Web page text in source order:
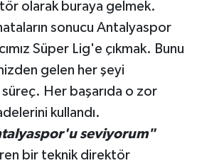
olarak buraya gelmek.
sonucu Antalyaspor
Süper Lig'e çıkmak. Bunu
gelen her şeyi
Her başarıda o zor
kullandı.
seviyorum"
bir teknik direktör